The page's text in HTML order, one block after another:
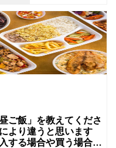
ご飯」を教えてくださ
より違うと思います
する場合や買う場合に